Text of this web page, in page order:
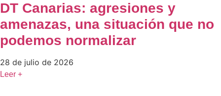
DT Canarias: agresiones y
amenazas, una situación que no
podemos normalizar
28 de julio de 2026
Leer +